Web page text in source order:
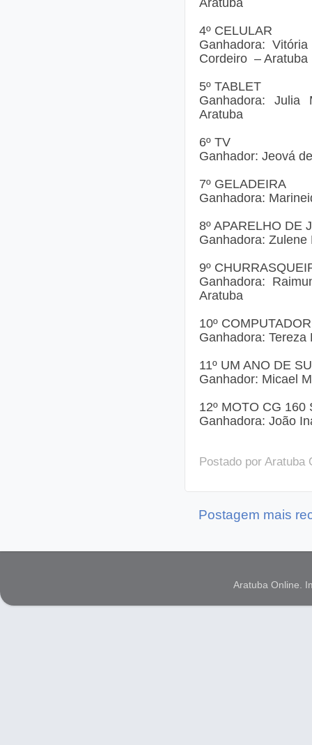
4º CELULAR
Ganhadora:
Cordeiro – Aratuba
5º TABLET
Ganhadora: Julia
Aratuba
6º TV
Ganhador: Jeová
7º GELADEIRA
Ganhadora:
8º APARELHO DE
Ganhadora:
9º
Ganhadora:
Aratuba
10º COMPUTADOR
Ganhadora:
11º UM ANO DE
Ganhador: Micael
12º MOTO CG 160
Ganhadora: João
Postado por Aratuba
Postagem mais
Aratuba Online.